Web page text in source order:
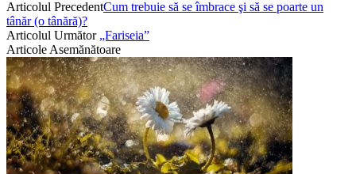
Articolul PrecedentCum trebuie să se îmbrace şi să se poarte un
tânăr (o tânără)?
Articolul Următor „Fariseia”
Articole Asemănătoare